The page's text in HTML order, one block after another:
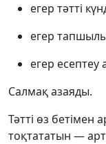
егер тәтті
егер
егер есептеу
Салмақ азаяды.
Тәтті өз бетімен
тоқтататын —